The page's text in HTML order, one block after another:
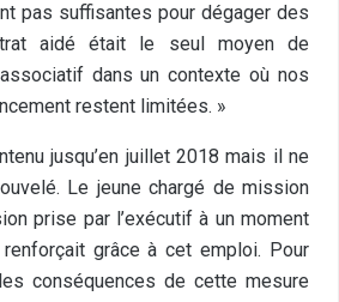
pas suffisantes pour dégager des
aidé était le seul moyen de
dans un contexte où nos
restent limitées. »
jusqu’en juillet 2018 mais il ne
Le jeune chargé de mission
prise par l’exécutif à un moment
grâce à cet emploi. Pour
conséquences de cette mesure